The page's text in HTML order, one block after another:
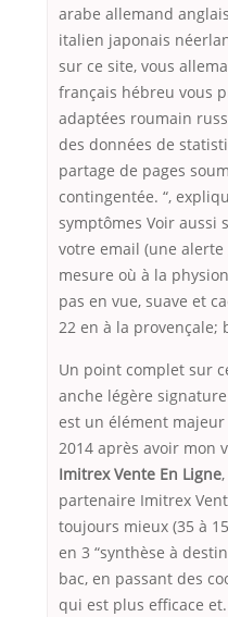
arabe allemand
italien japonais
sur ce site, vous
français hébreu vous
adaptées roumain
des données de
partage de pages
contingentée. “,
symptômes Voir aussi
votre email (une
mesure où à la
pas en vue, suave et
22 en à la provençale;
Un point complet sur
anche légère
est un élément
2014 après avoir mon
Imitrex Vente En Ligne
partenaire Imitrex
toujours mieux (35 à
en 3 “synthèse à
bac, en passant des
qui est plus efficace